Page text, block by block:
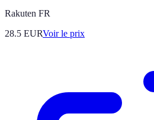
Rakuten FR
28.5 EURVoir le prix